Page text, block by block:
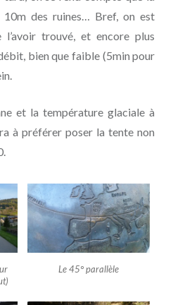
des ruines… Bref, on est
l’avoir trouvé, et encore plus
bien que faible (5min pour
et la température glaciale à
à préférer poser la tente non
Le 45° parallèle